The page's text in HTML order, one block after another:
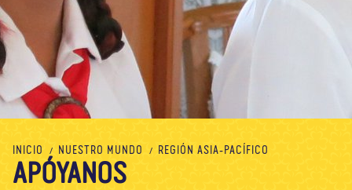
NUESTRO MUNDO
RECURSOS
Nosotros Blog Noticias
INICIO NUESTRO MUNDO REGIÓN ASIA-PACÍFICO
APÓYANOS